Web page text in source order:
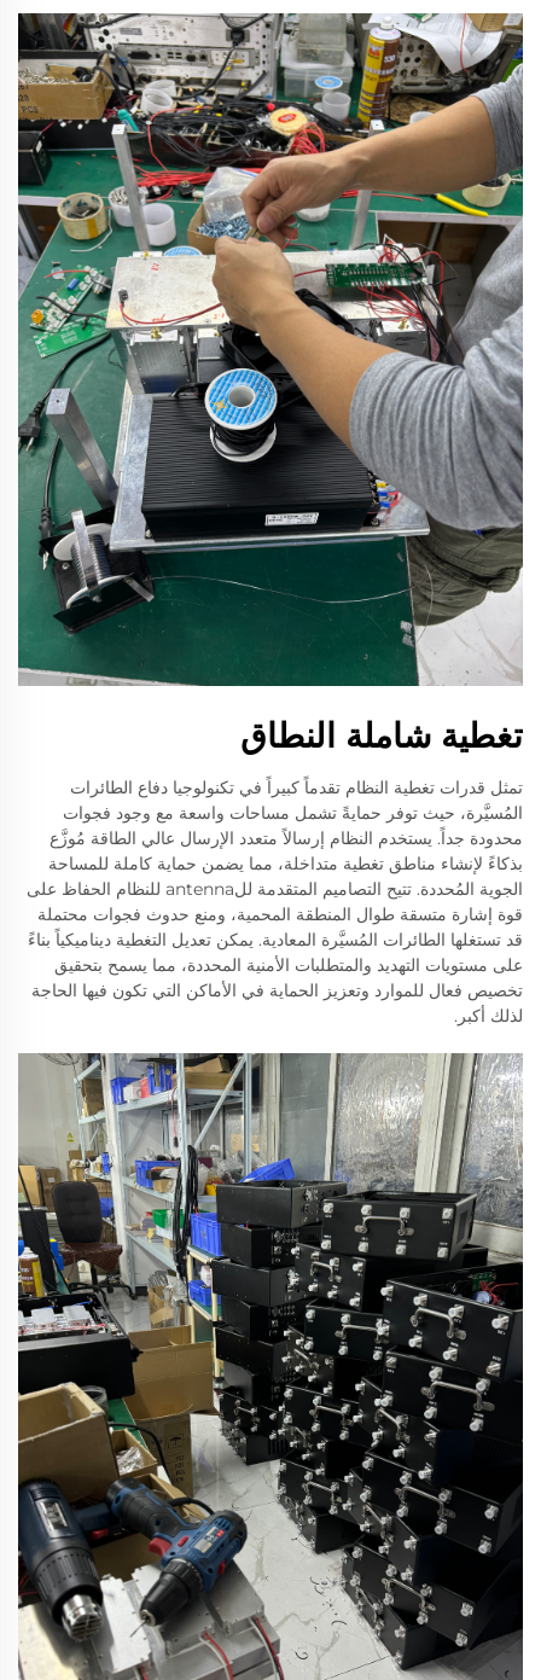
تغطية شاملة النطاق
تمثل قدرات تغطية النظام تقدماً كبيراً في تكنولوجيا دفاع الطائرات
المُسيَّرة، حيث توفر حمايةً تشمل مساحات واسعة مع وجود فجوات
محدودة جداً. يستخدم النظام إرسالاً متعدد الإرسال عالي الطاقة مُوزَّع
بذكاءً لإنشاء مناطق تغطية متداخلة، مما يضمن حماية كاملة للمساحة
الجوية المُحددة. تتيح التصاميم المتقدمة للantenna للنظام الحفاظ على
قوة إشارة متسقة طوال المنطقة المحمية، ومنع حدوث فجوات محتملة
قد تستغلها الطائرات المُسيَّرة المعادية. يمكن تعديل التغطية ديناميكياً بناءً
على مستويات التهديد والمتطلبات الأمنية المحددة، مما يسمح بتحقيق
تخصيص فعال للموارد وتعزيز الحماية في الأماكن التي تكون فيها الحاجة
لذلك أكبر.